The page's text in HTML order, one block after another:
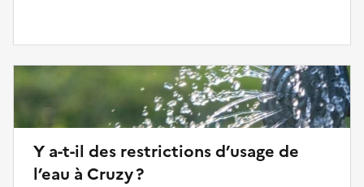
Y a-t-il des restrictions d’usage de
l’eau à Cruzy ?